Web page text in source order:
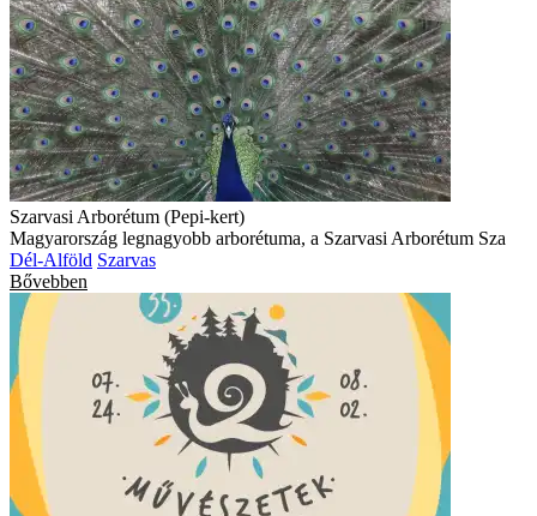
Szarvasi Arborétum (Pepi-kert)
Magyarország legnagyobb arborétuma, a Szarvasi Arborétum Sza
Dél-Alföld Szarvas
Bővebben